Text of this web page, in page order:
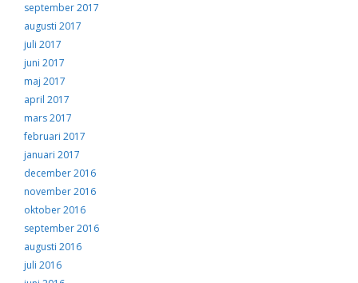
september 2017
augusti 2017
juli 2017
juni 2017
maj 2017
april 2017
mars 2017
februari 2017
januari 2017
december 2016
november 2016
oktober 2016
september 2016
augusti 2016
juli 2016